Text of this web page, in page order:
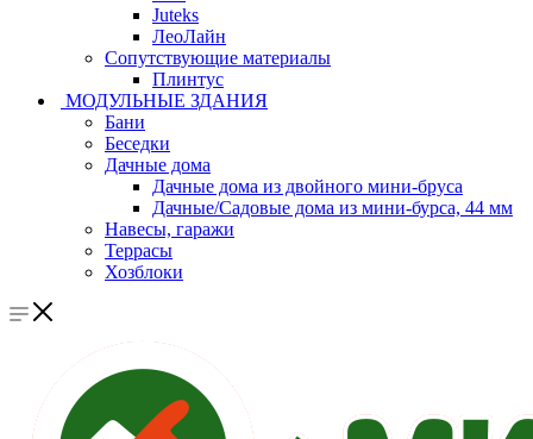
Juteks
ЛеоЛайн
Сопутствующие материалы
Плинтус
МОДУЛЬНЫЕ ЗДАНИЯ
Бани
Беседки
Дачные дома
Дачные дома из двойного мини-бруса
Дачные/Садовые дома из мини-бурса, 44 мм
Навесы, гаражи
Террасы
Хозблоки